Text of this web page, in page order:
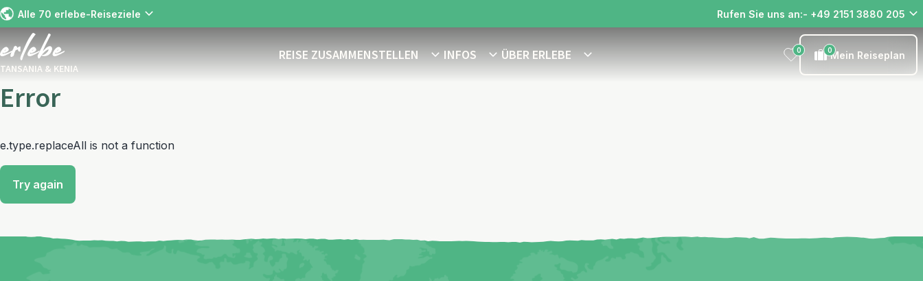
Alle 70 erlebe-Reiseziele Rufen Sie uns an:- +49 2151 3880 205
TANSANIA & KENIA
REISE ZUSAMMENSTELLEN INFOS ÜBER ERLEBE 0 0Mein Reiseplan
Error
e.type.replaceAll is not a function
Try again